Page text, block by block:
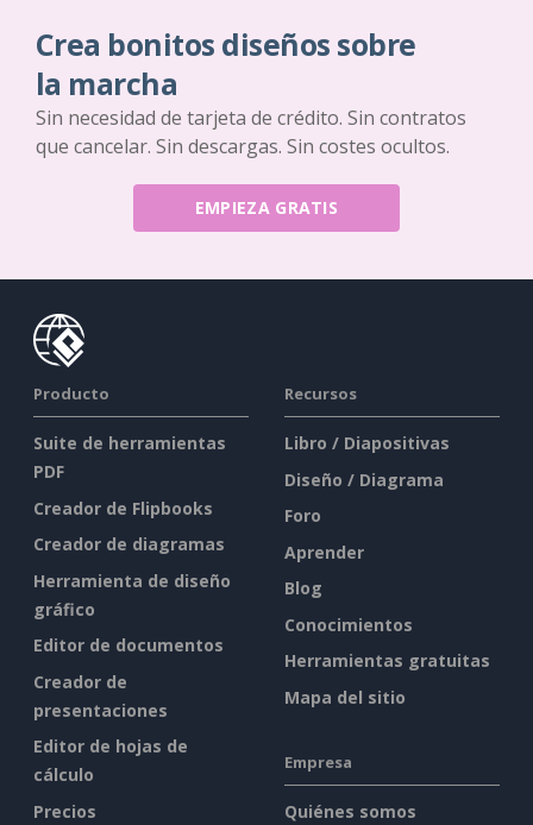
Crea bonitos diseños sobre
la marcha
Sin necesidad de tarjeta de crédito. Sin contratos
que cancelar. Sin descargas. Sin costes ocultos.
EMPIEZA GRATIS
Producto
Suite de herramientas
PDF
Creador de Flipbooks
Creador de diagramas
Herramienta de diseño
gráfico
Editor de documentos
Creador de
presentaciones
Editor de hojas de
cálculo
Precios
Recursos
Libro / Diapositivas
Diseño / Diagrama
Foro
Aprender
Blog
Conocimientos
Herramientas gratuitas
Mapa del sitio
Empresa
Quiénes somos